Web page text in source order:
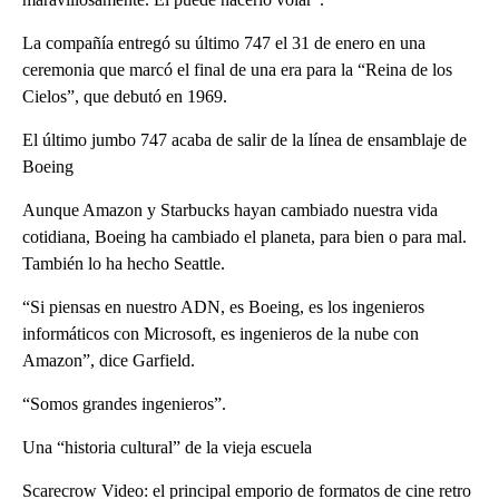
La compañía entregó su último 747 el 31 de enero en una
ceremonia que marcó el final de una era para la “Reina de los
Cielos”, que debutó en 1969.
El último jumbo 747 acaba de salir de la línea de ensamblaje de
Boeing
Aunque Amazon y Starbucks hayan cambiado nuestra vida
cotidiana, Boeing ha cambiado el planeta, para bien o para mal.
También lo ha hecho Seattle.
“Si piensas en nuestro ADN, es Boeing, es los ingenieros
informáticos con Microsoft, es ingenieros de la nube con
Amazon”, dice Garfield.
“Somos grandes ingenieros”.
Una “historia cultural” de la vieja escuela
Scarecrow Video: el principal emporio de formatos de cine retro